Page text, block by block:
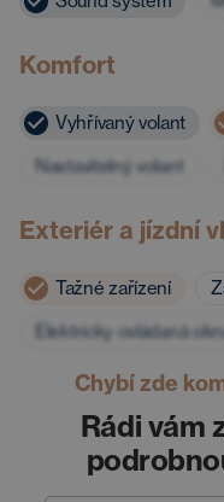
Komfort
Vyhřívaný volant
Nastavitelný volant
Exteriér a jízdní
Tažné zařízení
Elektricky ovládaná
Chybí zde
Rádi vám